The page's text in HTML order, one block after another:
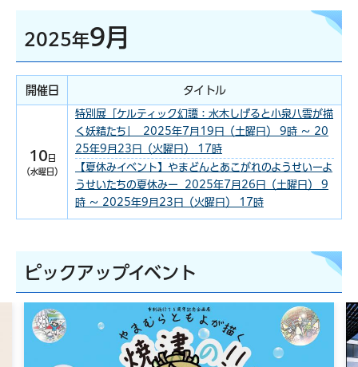
2025年9月
開催日 タイトル
10 日
（水曜日）
特別展「ケルティック幻譚：水木しげると小泉八雲が描
く妖精たち」 2025年7月19日（土曜日） 9時 ～ 20
25年9月23日（火曜日） 17時
【夏休みイベント】やまどんとあこがれのようせいーよ
うせいたちの夏休みー 2025年7月26日（土曜日） 9
時 ～ 2025年9月23日（火曜日） 17時
ピックアップイベント